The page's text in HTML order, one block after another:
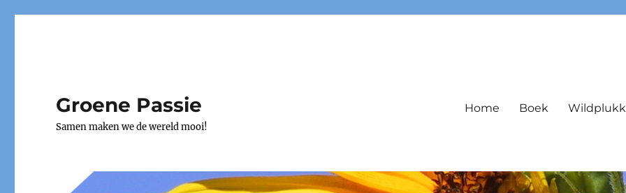
Groene Passie
Samen maken we de wereld mooi!
Home Boek